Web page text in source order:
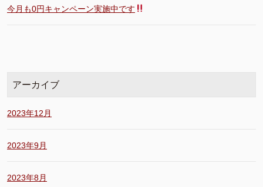
今月も0円キャンペーン実施中です
アーカイブ
2023年12月
2023年9月
2023年8月